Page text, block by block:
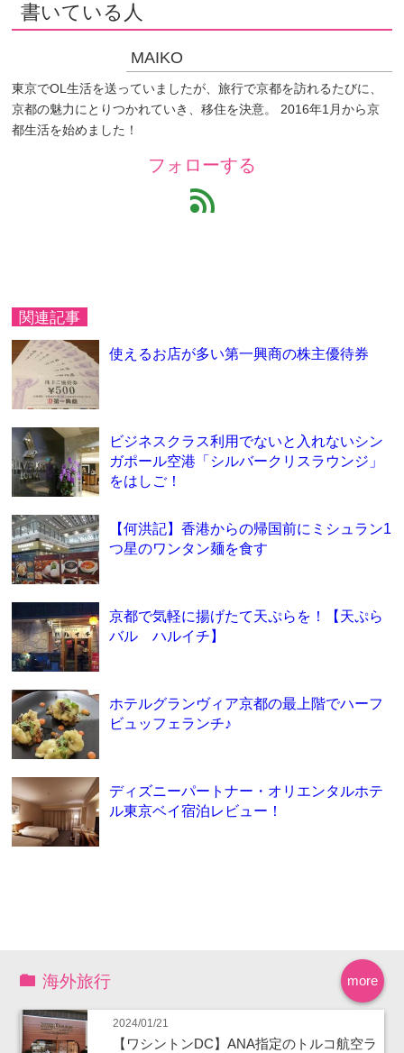
書いている人
MAIKO
東京でOL生活を送っていましたが、旅行で京都を訪れるたびに、
京都の魅力にとりつかれていき、移住を決意。 2016年1月から京
都生活を始めました！
フォローする
feed
関連記事
使えるお店が多い第一興商の株主優待券
ビジネスクラス利用でないと入れないシン
ガポール空港「シルバークリスラウンジ」
をはしご！
【何洪記】香港からの帰国前にミシュラン1
つ星のワンタン麺を食す
京都で気軽に揚げたて天ぷらを！【天ぷら
バル ハルイチ】
ホテルグランヴィア京都の最上階でハーフ
ビュッフェランチ♪
ディズニーパートナー・オリエンタルホテ
ル東京ベイ宿泊レビュー！
more
海外旅行
2024/01/21
【ワシントンDC】ANA指定のトルコ航空ラ